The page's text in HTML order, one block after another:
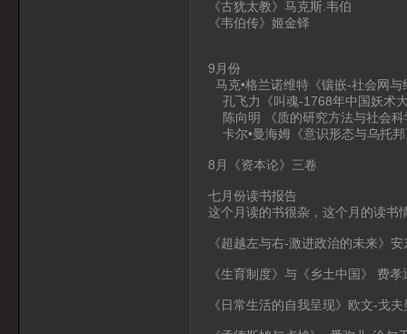
《古犹太教》马克斯.韦伯
《韦伯传》姬金铎
9月份
马克•格兰诺维特《镶嵌-社会网
孔飞力《叫魂-1768年中国妖术
陈向明 《质的研究方法与社会科
卡尔•曼海姆《意识形态与乌托
8月《资本论》三卷
七月份读书报告
这个月读的书很杂，这个月的读书
《超越左与右-激进政治的未来》
《生育制度》与《乡土中国》 费孝
《日常生活的自我呈现》欧文-戈夫